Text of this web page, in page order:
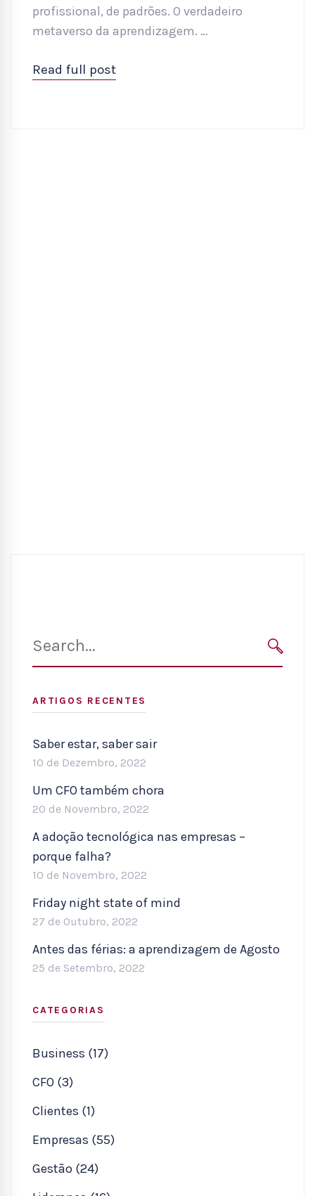
profissional, de padrões. O verdadeiro
metaverso da aprendizagem. …
Read full post
for:
ARTIGOS RECENTES
Saber estar, saber sair
10 de Dezembro, 2022
Um CFO também chora
20 de Novembro, 2022
A adoção tecnológica nas empresas –
porque falha?
10 de Novembro, 2022
Friday night state of mind
27 de Outubro, 2022
Antes das férias: a aprendizagem de Agosto
25 de Setembro, 2022
CATEGORIAS
Business (17)
CFO (3)
Clientes (1)
Empresas (55)
Gestão (24)